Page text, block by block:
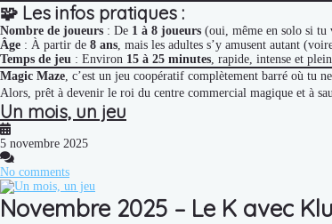
🧩 Les infos pratiques :
Nombre de joueurs : De 1 à 8 joueurs (oui, même en solo si tu
Âge : À partir de 8 ans, mais les adultes s’y amusent autant
Temps de jeu : Environ 15 à 25 minutes, rapide, intense et
Magic Maze, c’est un jeu coopératif complètement barré où tu
Alors, prêt à devenir le roi du centre commercial magique et à
Un mois, un jeu
5 novembre 2025
No comments
Novembre 2025 – Le K avec